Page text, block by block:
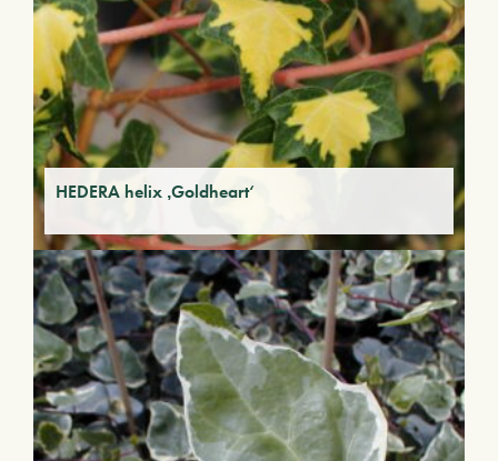
HEDERA helix ‚Goldheart‘